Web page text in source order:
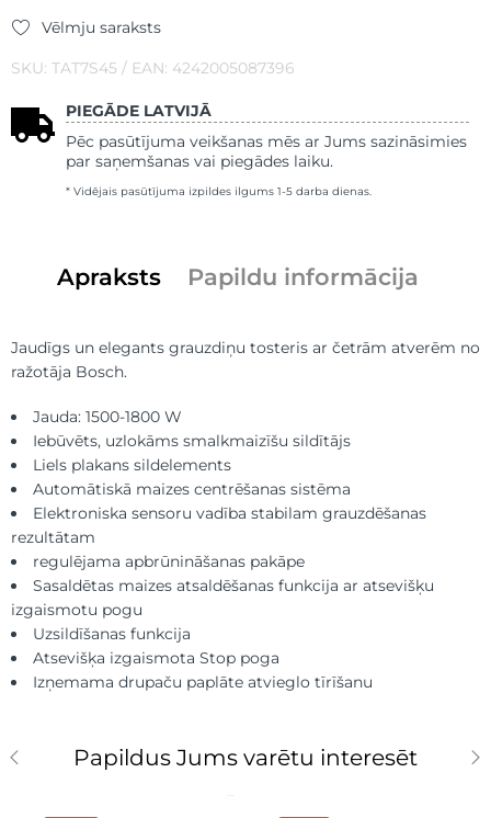
Vēlmju saraksts
SKU: TAT7S45 / EAN: 4242005087396
PIEGĀDE LATVIJĀ
Pēc pasūtījuma veikšanas mēs ar Jums sazināsimies
par saņemšanas vai piegādes laiku.
* Vidējais pasūtījuma izpildes ilgums 1-5 darba dienas.
Apraksts Papildu informācija
Jaudīgs un elegants grauzdiņu tosteris ar četrām atverēm no
ražotāja Bosch.
Jauda: 1500-1800 W
Iebūvēts, uzlokāms smalkmaizīšu sildītājs
Liels plakans sildelements
Automātiskā maizes centrēšanas sistēma
Elektroniska sensoru vadība stabilam grauzdēšanas
rezultātam
regulējama apbrūnināšanas pakāpe
Sasaldētas maizes atsaldēšanas funkcija ar atsevišķu
izgaismotu pogu
Uzsildīšanas funkcija
Atsevišķa izgaismota Stop poga
Izņemama drupaču paplāte atvieglo tīrīšanu
Papildus Jums varētu interesēt